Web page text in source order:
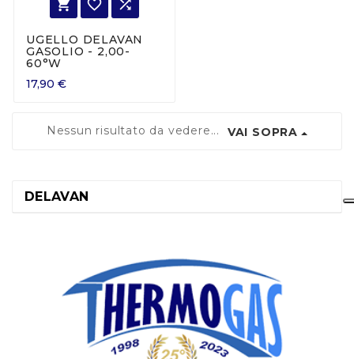
  
UGELLO DELAVAN
GASOLIO - 2,00-
60°W
17,90 €
Nessun risultato da vedere... VAI SOPRA
DELAVAN